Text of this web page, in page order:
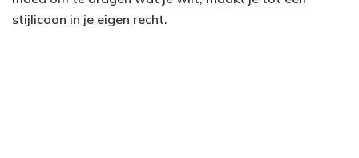
stijlicoon in je eigen recht.